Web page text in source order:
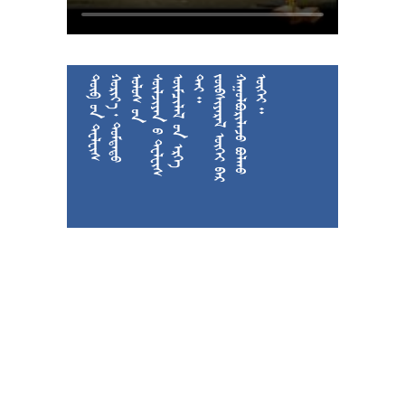

































































  






































 